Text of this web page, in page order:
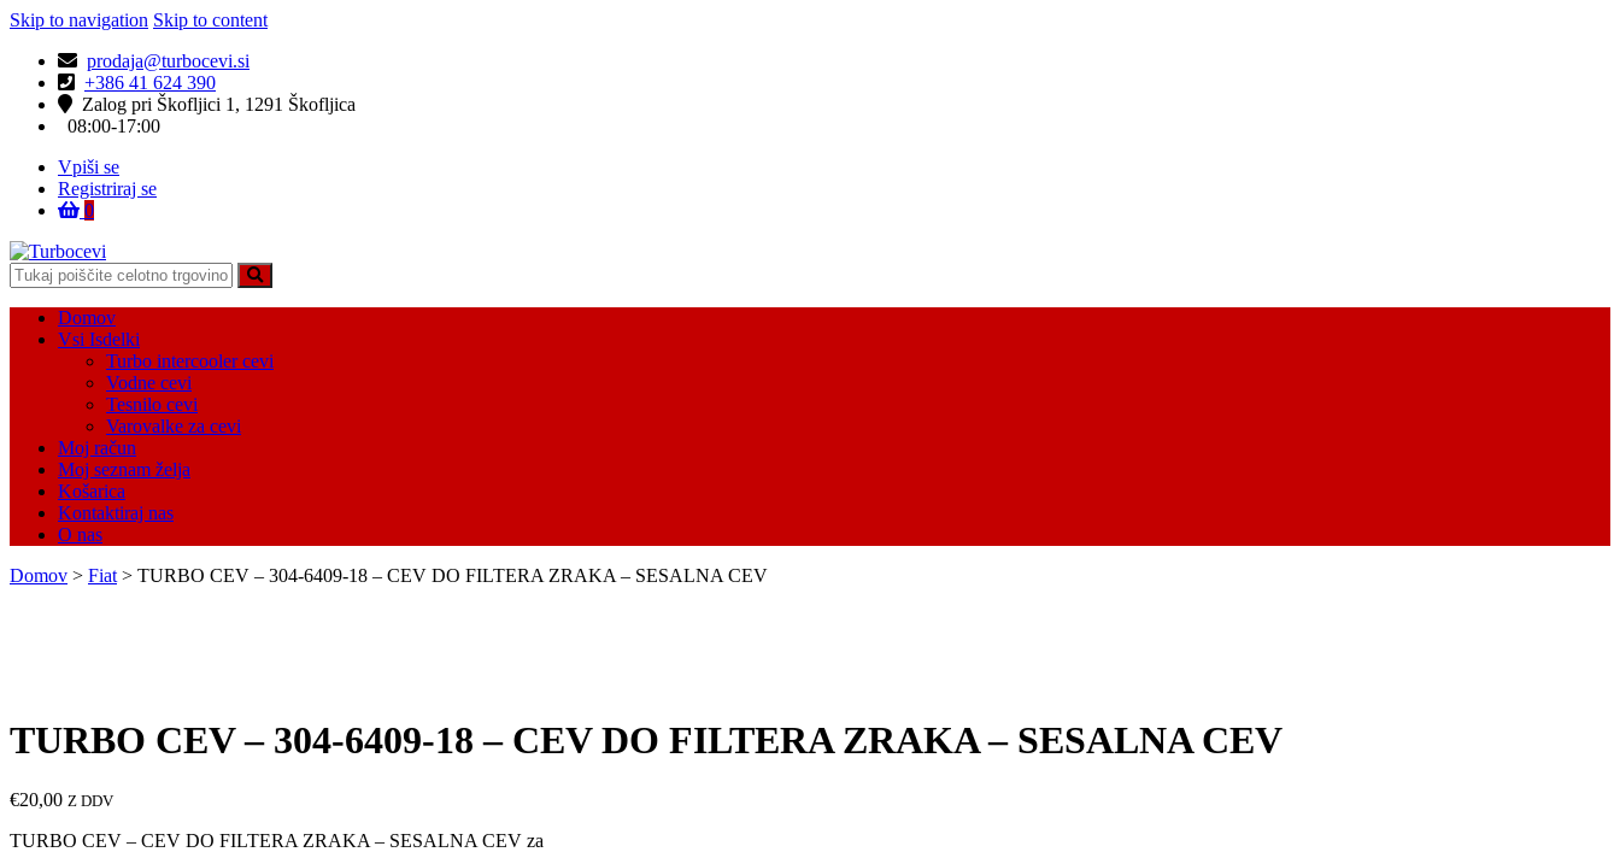
Skip to navigation Skip to content
prodaja@turbocevi.si
+386 41 624 390
Zalog pri Škofljici 1, 1291 Škofljica
08:00-17:00
Vpiši se
Registriraj se
0
Turbocevi
Turbo ideal – turbo cevi
Domov
Vsi Isdelki
Turbo intercooler cevi
Vodne cevi
Tesnilo cevi
Varovalke za cevi
Moj račun
Moj seznam želja
Košarica
Kontaktiraj nas
O nas
Domov > Fiat > TURBO CEV – 304-6409-18 – CEV DO FILTERA ZRAKA – SESALNA CEV
TURBO CEV – 304-6409-18 – CEV DO FILTERA ZRAKA – SESALNA CEV
€20,00 Z DDV
TURBO CEV – CEV DO FILTERA ZRAKA – SESALNA CEV za